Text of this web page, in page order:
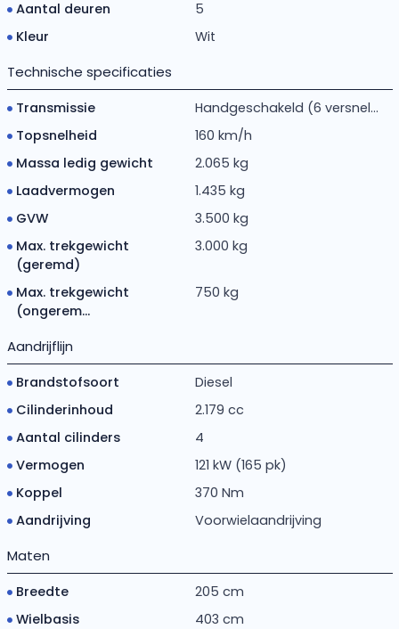
Aantal deuren
5
Kleur
Wit
Technische specificaties
Transmissie
Handgeschakeld (6 versnel...
Topsnelheid
160 km/h
Massa ledig gewicht
2.065 kg
Laadvermogen
1.435 kg
GVW
3.500 kg
Max. trekgewicht
(geremd)
3.000 kg
Max. trekgewicht
(ongerem...
750 kg
Aandrijflijn
Brandstofsoort
Diesel
Cilinderinhoud
2.179 cc
Aantal cilinders
4
Vermogen
121 kW (165 pk)
Koppel
370 Nm
Aandrijving
Voorwielaandrijving
Maten
Breedte
205 cm
Wielbasis
403 cm